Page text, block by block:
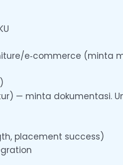
e‑commerce (minta
— minta dokumentasi.
placement success)